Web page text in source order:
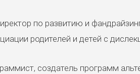
по развитию и
родителей и детей с
создатель программ